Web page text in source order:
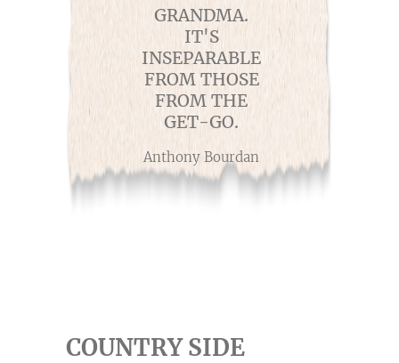
GRANDMA.
IT'S
INSEPARABLE
FROM THOSE
FROM THE
GET-GO.
Anthony Bourdan
COUNTRY SIDE